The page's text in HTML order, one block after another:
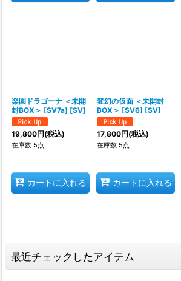
楽園ドラゴーナ ＜未開
封BOX＞ [SV7a] [SV]
19,800円(税込)
在庫数 5点
カートに入れる
変幻の仮面 ＜未開封
BOX＞ [SV6] [SV]
17,800円(税込)
在庫数 5点
カートに入れる
最近チェックしたアイテム